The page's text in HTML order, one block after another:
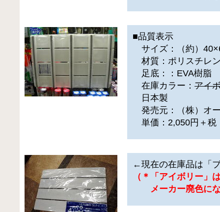
■品質表示
サイズ：（約）
材質：ポリスチレ
足底：：EVA樹脂
在庫カラー：アイ
日本製
発売元：（株）オ
単価：2,050円＋税
←現在の在庫品は「
（＊「アイボリー」
メーカー廃色にな